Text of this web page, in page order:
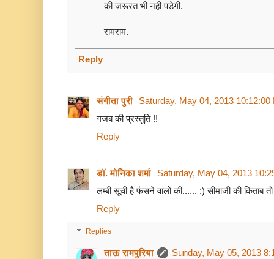
की जरूरत भी नही पडेगी.
रामराम.
Reply
संगीता पुरी Saturday, May 04, 2013 10:12:00
गजब की प्रस्‍तुति !!
Reply
डॉ. मोनिका शर्मा Saturday, May 04, 2013
लम्बी सूची है फंसने वालों की...... :) सीमाजी की किताब
Reply
Replies
ताऊ रामपुरिया
Sunday, May 05, 2013